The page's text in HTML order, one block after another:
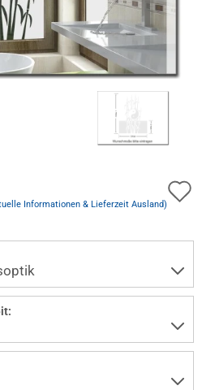
Informationen & Lieferzeit Ausland)